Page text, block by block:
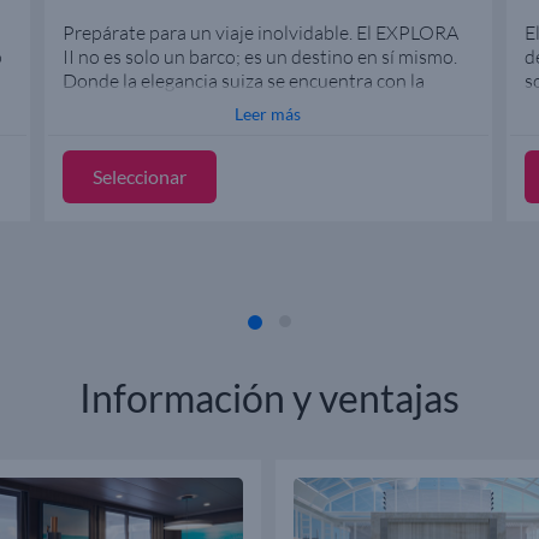
Prepárate para un viaje inolvidable. El EXPLORA
II no es solo un barco; es un destino en sí mismo.
Donde la elegancia suiza se encuentra con la
artesanía europea moderna. Cuatro piscinas, un
cinco estrellas y una experiencia inigualable te
esperan.
Leer más
Seleccionar
Información y ventajas